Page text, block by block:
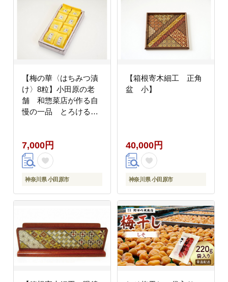
【梅の華〈はちみつ漬
け〉8粒】小田原の老
舗 和惣菜店が作る自
慢の一品 とろける果
ちみつ漬け＞
7,000円
神奈川県 小田原市
【箱根寄木細工 正角
盆 小】
40,000円
神奈川県 小田原市